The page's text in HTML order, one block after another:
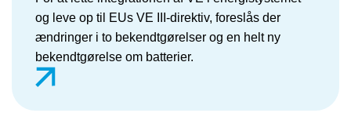
og leve op til EUs VE III-direktiv, foreslås der
ændringer i to bekendtgørelser og en helt ny
bekendtgørelse om batterier.